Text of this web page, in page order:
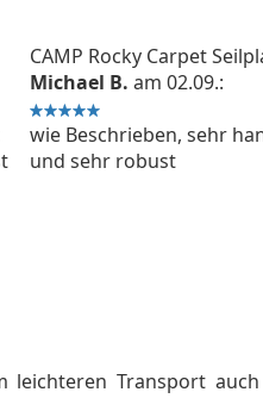
CAMP Rocky Carpet
Michael B. am 02.09.:
wie Beschrieben, sehr
und sehr robust
leichteren Transport